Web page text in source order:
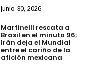
junio 30, 2026
Martinelli rescata a
Brasil en el minuto 96;
Irán deja el Mundial
entre el cariño de la
afición mexicana